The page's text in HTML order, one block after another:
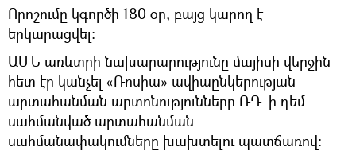
Որոշումը կգործի 180 օր, բայց կարող է
երկարացվել։
ԱՄՆ առևտրի նախարարությունը մայիսի վերջին
հետ էր կանչել «Ռոսիա» ավիաընկերության
արտահանման արտոնությունները ՌԴ–ի դեմ
սահմանված արտահանման
սահմանափակումները խախտելու պատճառով։